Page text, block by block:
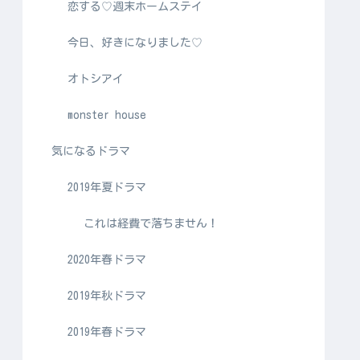
恋する♡週末ホームステイ
今日、好きになりました♡
オトシアイ
monster house
気になるドラマ
2019年夏ドラマ
これは経費で落ちません！
2020年春ドラマ
2019年秋ドラマ
2019年春ドラマ